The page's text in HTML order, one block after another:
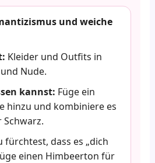
und weiche
Kleider und Outfits in
Nude.
kannst: Füge ein
hinzu und kombiniere es
Schwarz.
fürchtest, dass es „dich
einen Himbeerton für